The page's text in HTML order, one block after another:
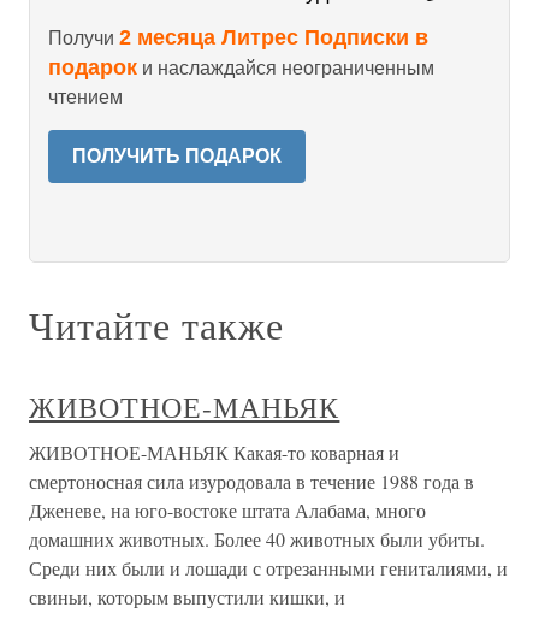
Получи 2 месяца Литрес Подписки в
подарок и наслаждайся неограниченным
чтением
ПОЛУЧИТЬ ПОДАРОК
Читайте также
ЖИВОТНОЕ-МАНЬЯК
ЖИВОТНОЕ-МАНЬЯК Какая-то коварная и
смертоносная сила изуродовала в течение 1988 года в
Дженеве, на юго-востоке штата Алабама, много
домашних животных. Более 40 животных были убиты.
Среди них были и лошади с отрезанными гениталиями, и
свиньи, которым выпустили кишки, и